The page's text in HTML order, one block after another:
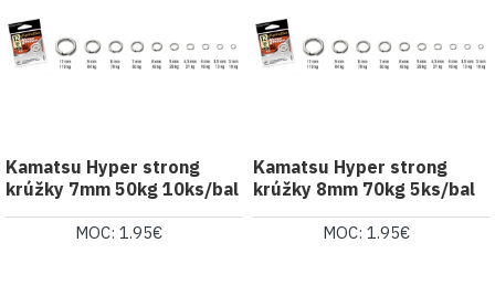
Kamatsu Hyper strong
krúžky 7mm 50kg 10ks/bal
MOC: 1.95€
Kamatsu Hyper strong
krúžky 8mm 70kg 5ks/bal
MOC: 1.95€